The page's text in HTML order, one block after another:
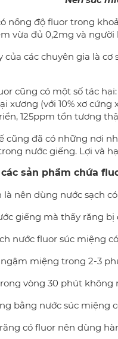
nồng độ fluor trong
vừa đủ 0,2mg và
của các chuyên gia là
cũng có một số tác
xương (với 10% xơ
125ppm tổn tương
cũng đã có những nơi
nước giếng. Lợi và
sản phẩm chứa
là nên dùng nước sạch
giếng mà thấy răng
nước fluor súc miệng
miệng trong 2-3
vòng 30 phút
bằng nước súc miệng
có fluor nên dùng